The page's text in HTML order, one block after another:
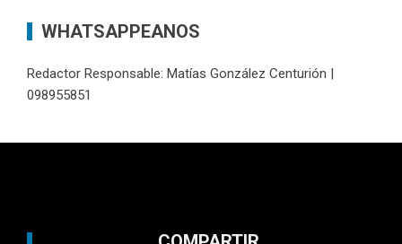
WHATSAPPEANOS
Redactor Responsable: Matías González Centurión |
098955851